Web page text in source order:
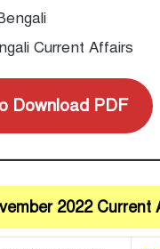
Current Affairs
Download PDF
2022 Current